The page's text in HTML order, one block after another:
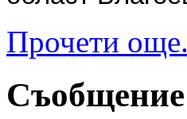
Прочети